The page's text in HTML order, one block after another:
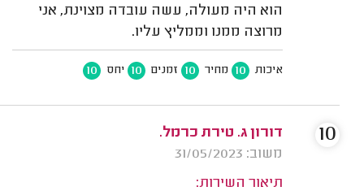
הוא היה מעולה, עשה עובדה מצוינת, אני
מרוצה ממנו וממליץ עליו.
איכות 10 מחיר 10 זמנים 10 יחס 10
דורון ג. טירת כרמל.
משוב: 31/05/2023
תיאור השירות:
10